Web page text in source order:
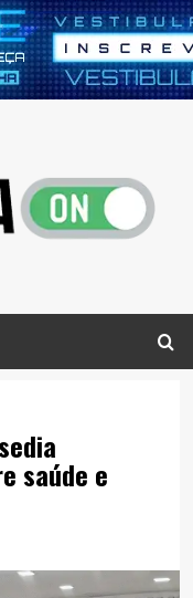
saúde e